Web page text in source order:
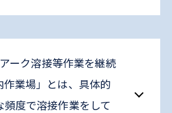
ーク溶接等作業を継続
作業場」とは、具体的
頻度で溶接作業をして